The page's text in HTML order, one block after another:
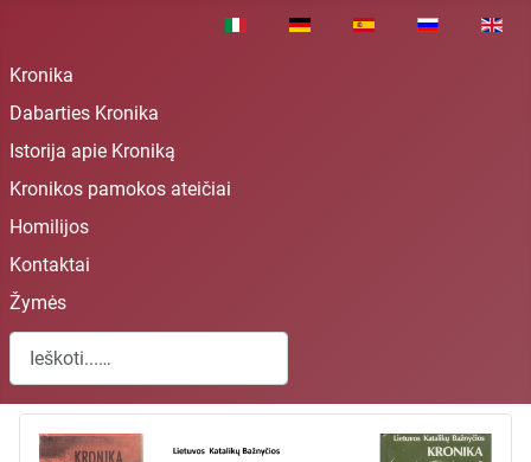
Pasirinkite savo kalbą
Kronika
Dabarties Kronika
Istorija apie Kroniką
Kronikos pamokos ateičiai
Homilijos
Kontaktai
Žymės
Paieška